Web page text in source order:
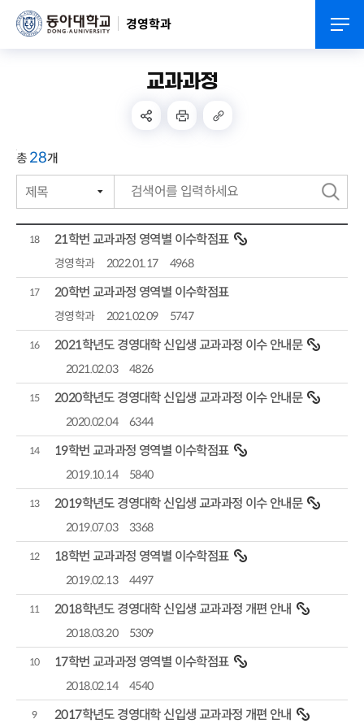
경영학과
교과과정
총 28개
검
색
번호
제목
작성자
작성일자
조회수
18 21학번 교과과정 영역별 이수학점표
경영학과 2022.01.17 4968
17 20학번 교과과정 영역별 이수학점표
경영학과 2021.02.09 5747
16 2021학년도 경영대학 신입생 교과과정 이수 안내문
2021.02.03 4826
15 2020학년도 경영대학 신입생 교과과정 이수 안내문
2020.02.04 6344
14 19학번 교과과정 영역별 이수학점표
2019.10.14 5840
13 2019학년도 경영대학 신입생 교과과정 이수 안내문
2019.07.03 3368
12 18학번 교과과정 영역별 이수학점표
2019.02.13 4497
11 2018학년도 경영대학 신입생 교과과정 개편 안내
2018.03.20 5309
10 17학번 교과과정 영역별 이수학점표
2018.02.14 4540
9 2017학년도 경영대학 신입생 교과과정 개편 안내